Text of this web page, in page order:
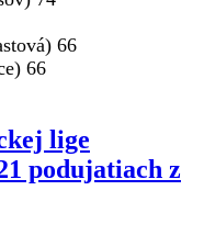
66
66
lige
podujatiach z